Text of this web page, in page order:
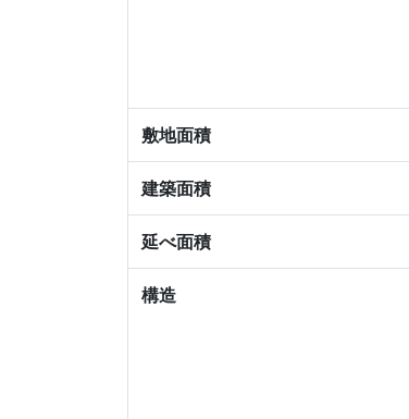
敷地面積
建築面積
延べ面積
構造